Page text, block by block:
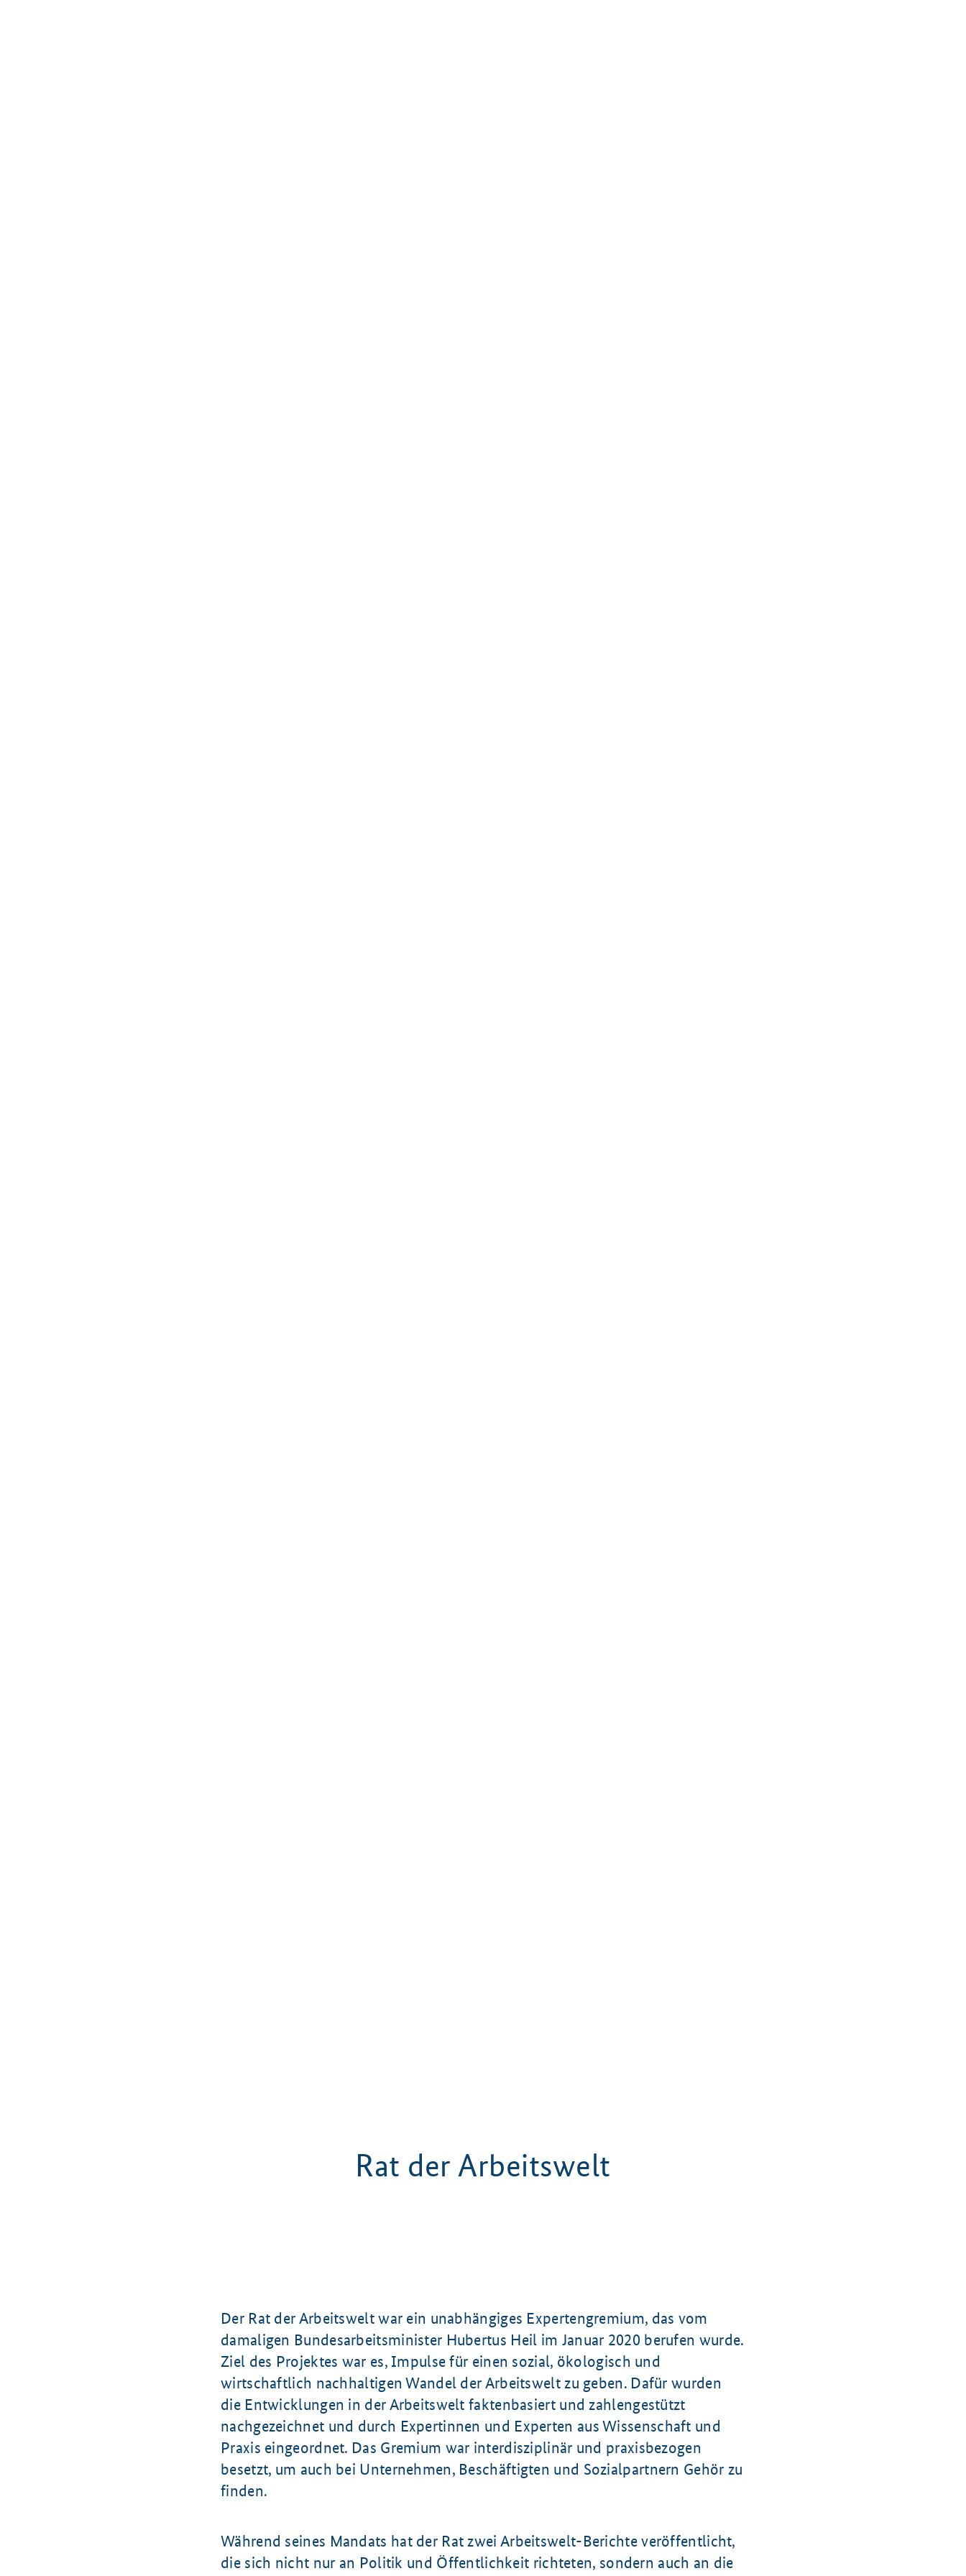
Rat der Arbeitswelt
Der Rat der Arbeitswelt war ein unabhängiges Expertengremium, das vom
damaligen Bundesarbeitsminister Hubertus Heil im Januar 2020 berufen wurde.
Ziel des Projektes war es, Impulse für einen sozial, ökologisch und
wirtschaftlich nachhaltigen Wandel der Arbeitswelt zu geben. Dafür wurden
die Entwicklungen in der Arbeitswelt faktenbasiert und zahlengestützt
nachgezeichnet und durch Expertinnen und Experten aus Wissenschaft und
Praxis eingeordnet. Das Gremium war interdisziplinär und praxisbezogen
besetzt, um auch bei Unternehmen, Beschäftigten und Sozialpartnern Gehör zu
finden.
Während seines Mandats hat der Rat zwei Arbeitswelt-Berichte veröffentlicht,
die sich nicht nur an Politik und Öffentlichkeit richteten, sondern auch an die